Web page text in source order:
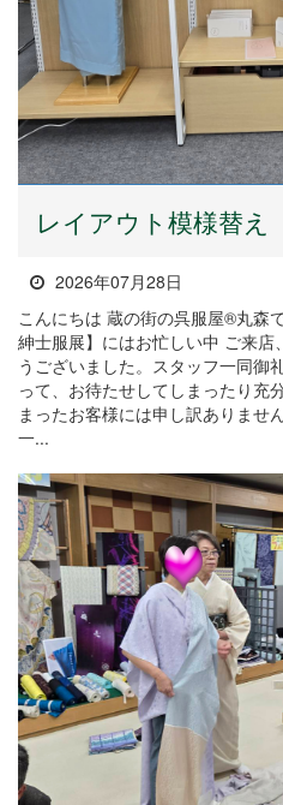
レイアウト模様替え
2026年07月28日
こんにちは 蔵の街の呉服屋®丸森
紳士服展】にはお忙しい中 ご来店
うございました。スタッフ一同御
って、お待たせしてしまったり充
まったお客様には申し訳ありませ
一...